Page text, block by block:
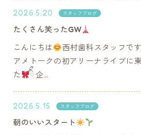
2026.5.20 スタッフブログ
たくさん笑ったGW
こんにちは
西村歯科スタッフです
アメトークの初アリーナライブに
た
ིྀ 企...
2026.5.15 スタッフブログ
朝のいいスタート